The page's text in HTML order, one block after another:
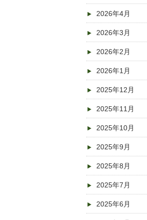
2026年4月
2026年3月
2026年2月
2026年1月
2025年12月
2025年11月
2025年10月
2025年9月
2025年8月
2025年7月
2025年6月